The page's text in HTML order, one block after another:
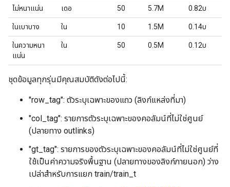
ไม่หนาแน่น เดอ 50 5.7M 0.82บ
ในเบาบาง ใน 10 1.5M 0.14บ
ในความหนา
แน่น
ใน 50 0.5M 0.12บ
ชุดข้อมูลทุกรุ่นมีคุณสมบัติดังต่อไปนี้:
"row_tag": ตัวระบุเฉพาะของแถว (ลิงก์แหล่งที่มา)
"col_tag": รายการตัวระบุเฉพาะของคอลัมน์ที่ไม่ใช่ศูนย์
(ปลายทาง outlinks)
"gt_tag": รายการของตัวระบุเฉพาะของคอลัมน์ที่ไม่ใช่ศูนย์ที่
ใช้เป็นค่าความจริงพื้นฐาน (ปลายทางของลิงก์ภายนอก) ว่าง
เปล่าสำหรับการแยก train/train_t